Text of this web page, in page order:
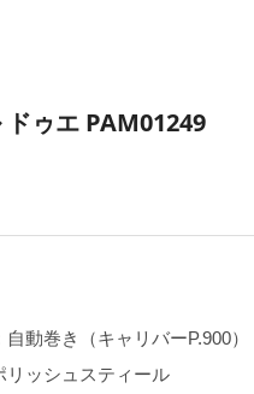
ゥエ PAM01249
動巻き（キャリバーP.900）
リッシュスティール